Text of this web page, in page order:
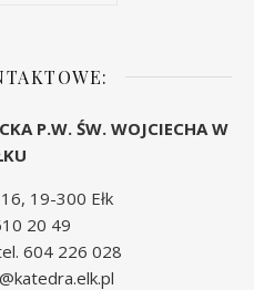
P.W. ŚW. WOJCIECHA W
19-300 Ełk
20 49
604 226 028